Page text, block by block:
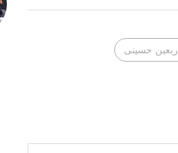
اربعین حسینی